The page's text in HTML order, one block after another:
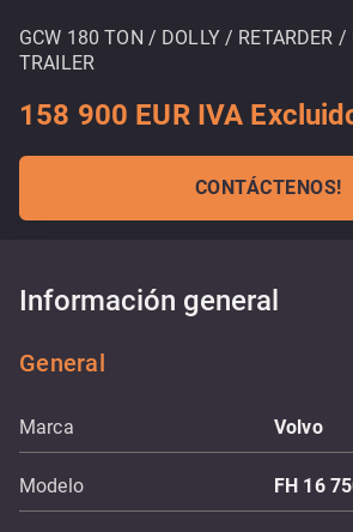
GCW 180 TON / DOLLY / RETARDER /
TRAILER
158 900 EUR IVA
CONTÁCTENOS!
Información general
General
Marca Volvo
Modelo FH 16